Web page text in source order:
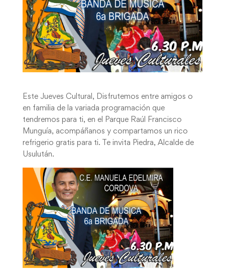
Este Jueves Cultural, Disfrutemos entre amigos o
en familia de la variada programación que
tendremos para ti, en el Parque Raúl Francisco
Munguía, acompáñanos y compartamos un rico
refrigerio gratis para ti. Te invita Piedra, Alcalde de
Usulután.